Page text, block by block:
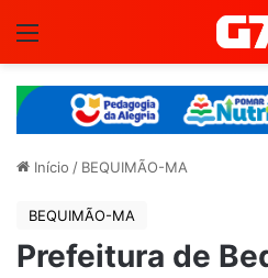
Início / BEQUIMÃO-MA
BEQUIMÃO-MA
Prefeitura de